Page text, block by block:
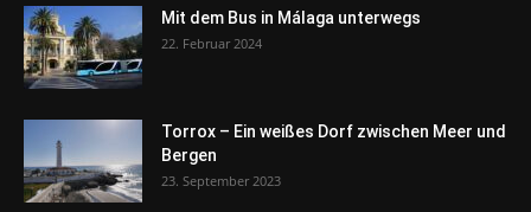
Mit dem Bus in Málaga unterwegs
22. Februar 2024
Torrox – Ein weißes Dorf zwischen Meer und
Bergen
23. September 2023